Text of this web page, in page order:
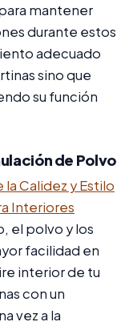
mantener
durante estos
adecuado
sino que
su función
de Polvo
Calidez y Estilo
Interiores
el polvo y los
facilidad en
interior de tu
con un
vez a la